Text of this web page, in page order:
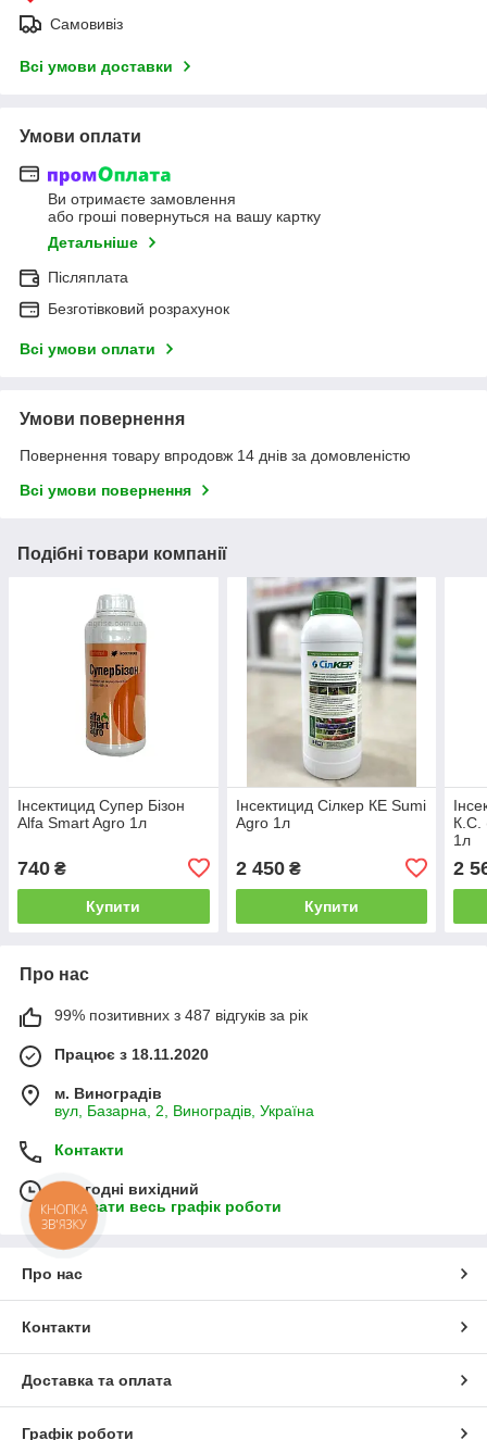
Самовивіз
Всі умови доставки
Умови оплати
Ви отримаєте замовлення
або гроші повернуться на вашу картку
Детальніше
Післяплата
Безготівковий розрахунок
Всі умови оплати
Умови повернення
Повернення товару впродовж 14 днів за домовленістю
Всі умови повернення
Подібні товари компанії
Інсектицид Супер Бізон
Alfa Smart Agro 1л
740 ₴
Купити
Інсектицид Сілкер КЕ Sumi
Agro 1л
2 450₴
Купити
К.С.
1л
2
Про нас
99% позитивних з 487 відгуків за рік
Працює з 18.11.2020
м. Виноградів
вул, Базарна, 2, Виноградів, Україна
Контакти
Сьогодні вихідний
Показати весь графік роботи
Про нас
Контакти
Доставка та оплата
Графік роботи
КНОПКА
ЗВ'ЯЗКУ